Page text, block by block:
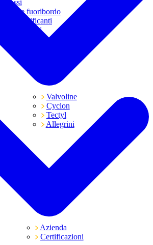
Grassi
Moto e fuoribordo
Tutti i lubrificanti
Trasmissioni
Valvoline
Cyclon
Tectyl
Allegrini
Azienda
Certificazioni